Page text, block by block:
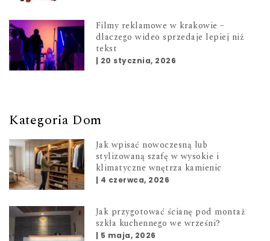
Filmy reklamowe w krakowie –
dlaczego wideo sprzedaje lepiej niż
tekst
| 20 stycznia, 2026
Kategoria Dom
Jak wpisać nowoczesną lub
stylizowaną szafę w wysokie i
klimatyczne wnętrza kamienic
| 4 czerwca, 2026
Jak przygotować ścianę pod montaż
szkła kuchennego we wrześni?
| 5 maja, 2026